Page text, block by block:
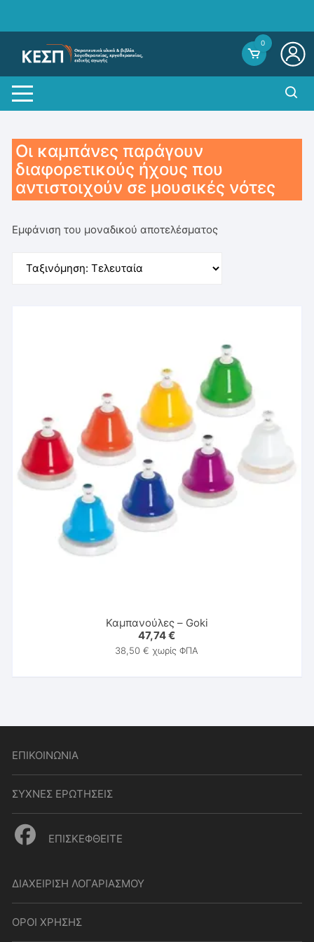
0
Οι καμπάνες παράγουν
διαφορετικούς ήχους που
αντιστοιχούν σε μουσικές νότες
Εμφάνιση του μοναδικού αποτελέσματος
Καμπανούλες – Goki
47,74€
38,50€ χωρίς ΦΠΑ
ΕΠΙΚΟΙΝΩΝΙΑ
ΣΥΧΝΕΣ ΕΡΩΤΗΣΕΙΣ
ΕΠΙΣΚΕΦΘΕΙΤΕ
ΔΙΑΧΕΙΡΙΣΗ ΛΟΓΑΡΙΑΣΜΟΥ
ΟΡΟΙ ΧΡΗΣΗΣ